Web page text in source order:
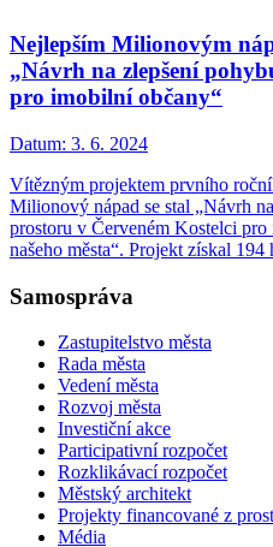
Nejlepším Milionovým
„Návrh na zlepšení
pro imobilní občany“
Datum: 3. 6. 2024
Vítězným projektem prvního
Milionový nápad se stal „Návrh
prostoru v Červeném Kostelci
našeho města“. Projekt získal 194
Samospráva
Zastupitelstvo města
Rada města
Vedení města
Rozvoj města
Investiční akce
Participativní rozpočet
Rozklikávací rozpočet
Městský architekt
Projekty financované z
Média